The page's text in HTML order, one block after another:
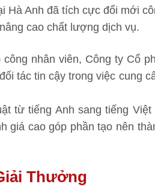
Hà Anh đã tích cực đổi mới
cao chất lượng dịch vụ.
nhân viên, Công ty Cổ
tác tin cậy trong việc cung
từ tiếng Anh sang tiếng
cao góp phần tạo nên
Thưởng